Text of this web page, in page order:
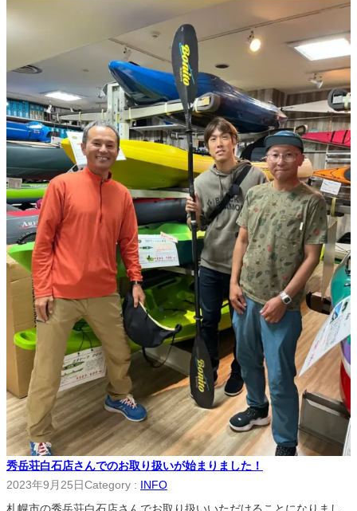
秀岳荘白石店さんでのお取り扱いが始まりました！
2023年9月25日Category : INFO
札幌市の秀岳荘白石店さんでお取り扱いいただけることになりまし